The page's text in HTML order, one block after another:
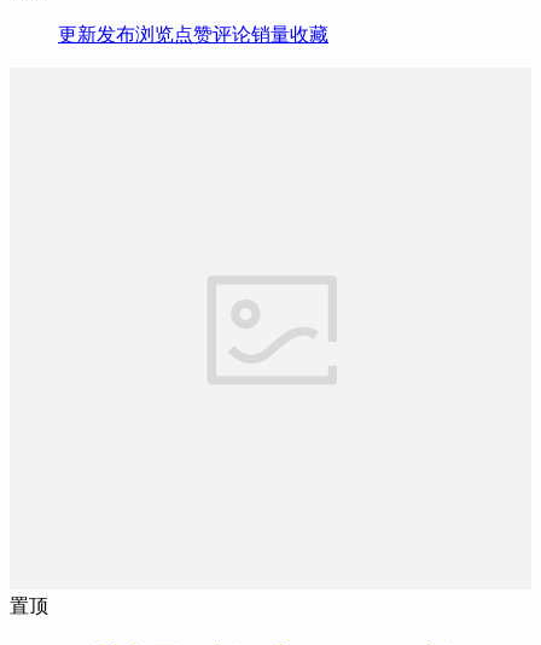
更新发布浏览点赞评论销量收藏
置顶